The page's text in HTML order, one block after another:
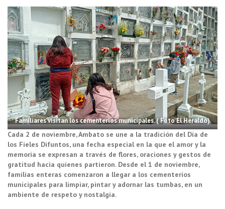
Familiares visitan los cementerios municipales. ( Foto El Heraldo)
Cada 2 de noviembre, Ambato se une a la tradición del Día de
los Fieles Difuntos, una fecha especial en la que el amor y la
memoria se expresan a través de flores, oraciones y gestos de
gratitud hacia quienes partieron. Desde el 1 de noviembre,
familias enteras comenzaron a llegar a los cementerios
municipales para limpiar, pintar y adornar las tumbas, en un
ambiente de respeto y nostalgia.